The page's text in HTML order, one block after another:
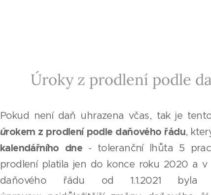
Úroky z prodlení podle
Pokud není daň uhrazena včas, tak je
úrokem z prodlení podle daňového řádu,
kalendářního dne - toleranční lhůta 5
prodlení platila jen do konce roku 2020 a v
daňového řádu od 1.1.2021 byla